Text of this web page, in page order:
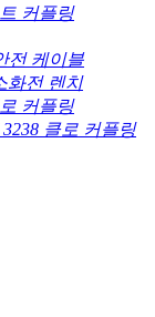
커플링
전 케이블
화전 렌치
커플링
클로 커플링